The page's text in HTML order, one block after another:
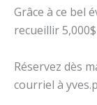
Grâce à ce bel
recueillir
Réservez dès
courriel à